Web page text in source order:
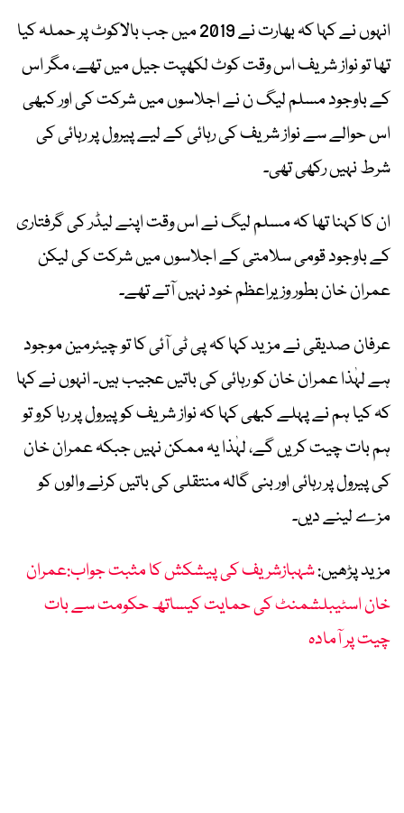
انہوں نے کہا کہ بھارت نے 2019 میں جب بالاکوٹ پر حملہ کیا
تھا تو نواز شریف اس وقت کوٹ لکھپت جیل میں تھے، مگر اس
کے باوجود مسلم لیگ ن نے اجلاسوں میں شرکت کی اور کبھی
اس حوالے سے نواز شریف کی رہائی کے لیے پیرول پر رہائی کی
شرط نہیں رکھی تھی۔
ان کا کہنا تھا کہ مسلم لیگ نے اس وقت اپنے لیڈر کی گرفتاری
کے باوجود قومی سلامتی کے اجلاسوں میں شرکت کی لیکن
عمران خان بطور وزیراعظم خود نہیں آتے تھے۔
عرفان صدیقی نے مزید کہا کہ پی ٹی آئی کا تو چیئرمین موجود
ہے لہٰذا عمران خان کو رہائی کی باتیں عجیب ہیں۔ انہوں نے کہا
کہ کیا ہم نے پہلے کبھی کہا کہ نواز شریف کو پیرول پر رہا کرو تو
ہم بات چیت کریں گے، لہٰذا یہ ممکن نہیں جبکہ عمران خان
کی پیرول پر رہائی اور بنی گالہ منتقلی کی باتیں کرنے والوں کو
مزے لینے دیں۔
مزید پڑھیں:شہبازشریف کی پیشکش کا مثبت جواب:عمران
خان اسٹیبلشمنٹ کی حمایت کیساتھ حکومت سے بات
چیت پر آمادہ